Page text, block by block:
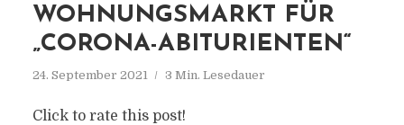
WOHNUNGSMARKT FÜR
„CORONA-ABITURIENTEN“
24. September 2021 3 Min. Lesedauer
Click to rate this post!